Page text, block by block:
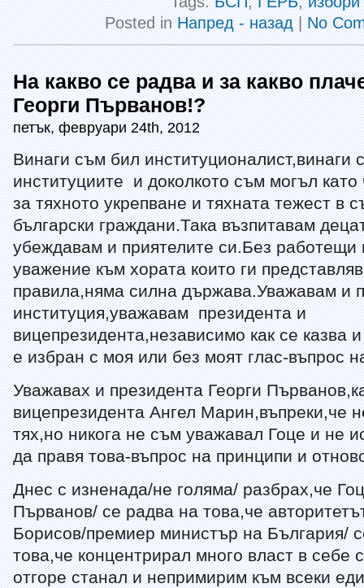
Posted inНапред - назад|No
На какво се радва и за какво
Георги Първанов!?
петък, февруари 24th, 2012
Винаги съм бил институционалист,винаги
институциите и доколкото съм могъл
за тяхното укрепване и тяхната тежест в
български граждани.Така възпитавам
убеждавам и приятелите си.Без работещи
уважение към хората които ги
правила,няма силна държава.Уважавам и
институция,уважавам президента и
вицепрезидента,независимо как се казва
е избран с моя или без моят глас-въпрос
Уважавах и президента Георги
вицепрезидента Ангел Марин,въпреки,че
тях,но никога не съм уважавал Гоце и не
да правя това-въпрос на принципи и
Днес с изненада/не голяма/ разбрах,че
Първанов/ се радва на това,че
Борисов/премиер министър на България/
това,че концентрирал много власт в себе
отгоре станал и непримирим към всеки